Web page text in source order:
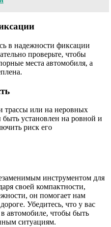
в надежности фиксации
проверьте, чтобы
места автомобиля, а
трассы или на неровных
установлен на ровной и
риск его
инструментом для
своей компактности,
он помогает нам
Убедитесь, что у вас
в автомобиле, чтобы быть
ситуациям.